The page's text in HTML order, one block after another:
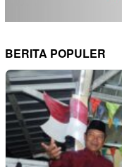
BERITA POPULER